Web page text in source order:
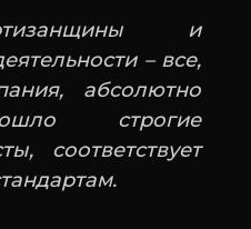
и
– все,
абсолютно
строгие
соответствует